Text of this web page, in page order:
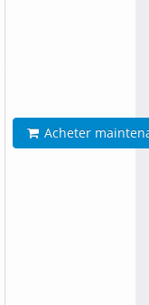
Acheter